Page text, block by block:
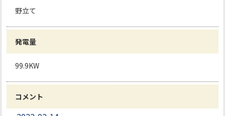
野立て
発電量
99.9KW
コメント